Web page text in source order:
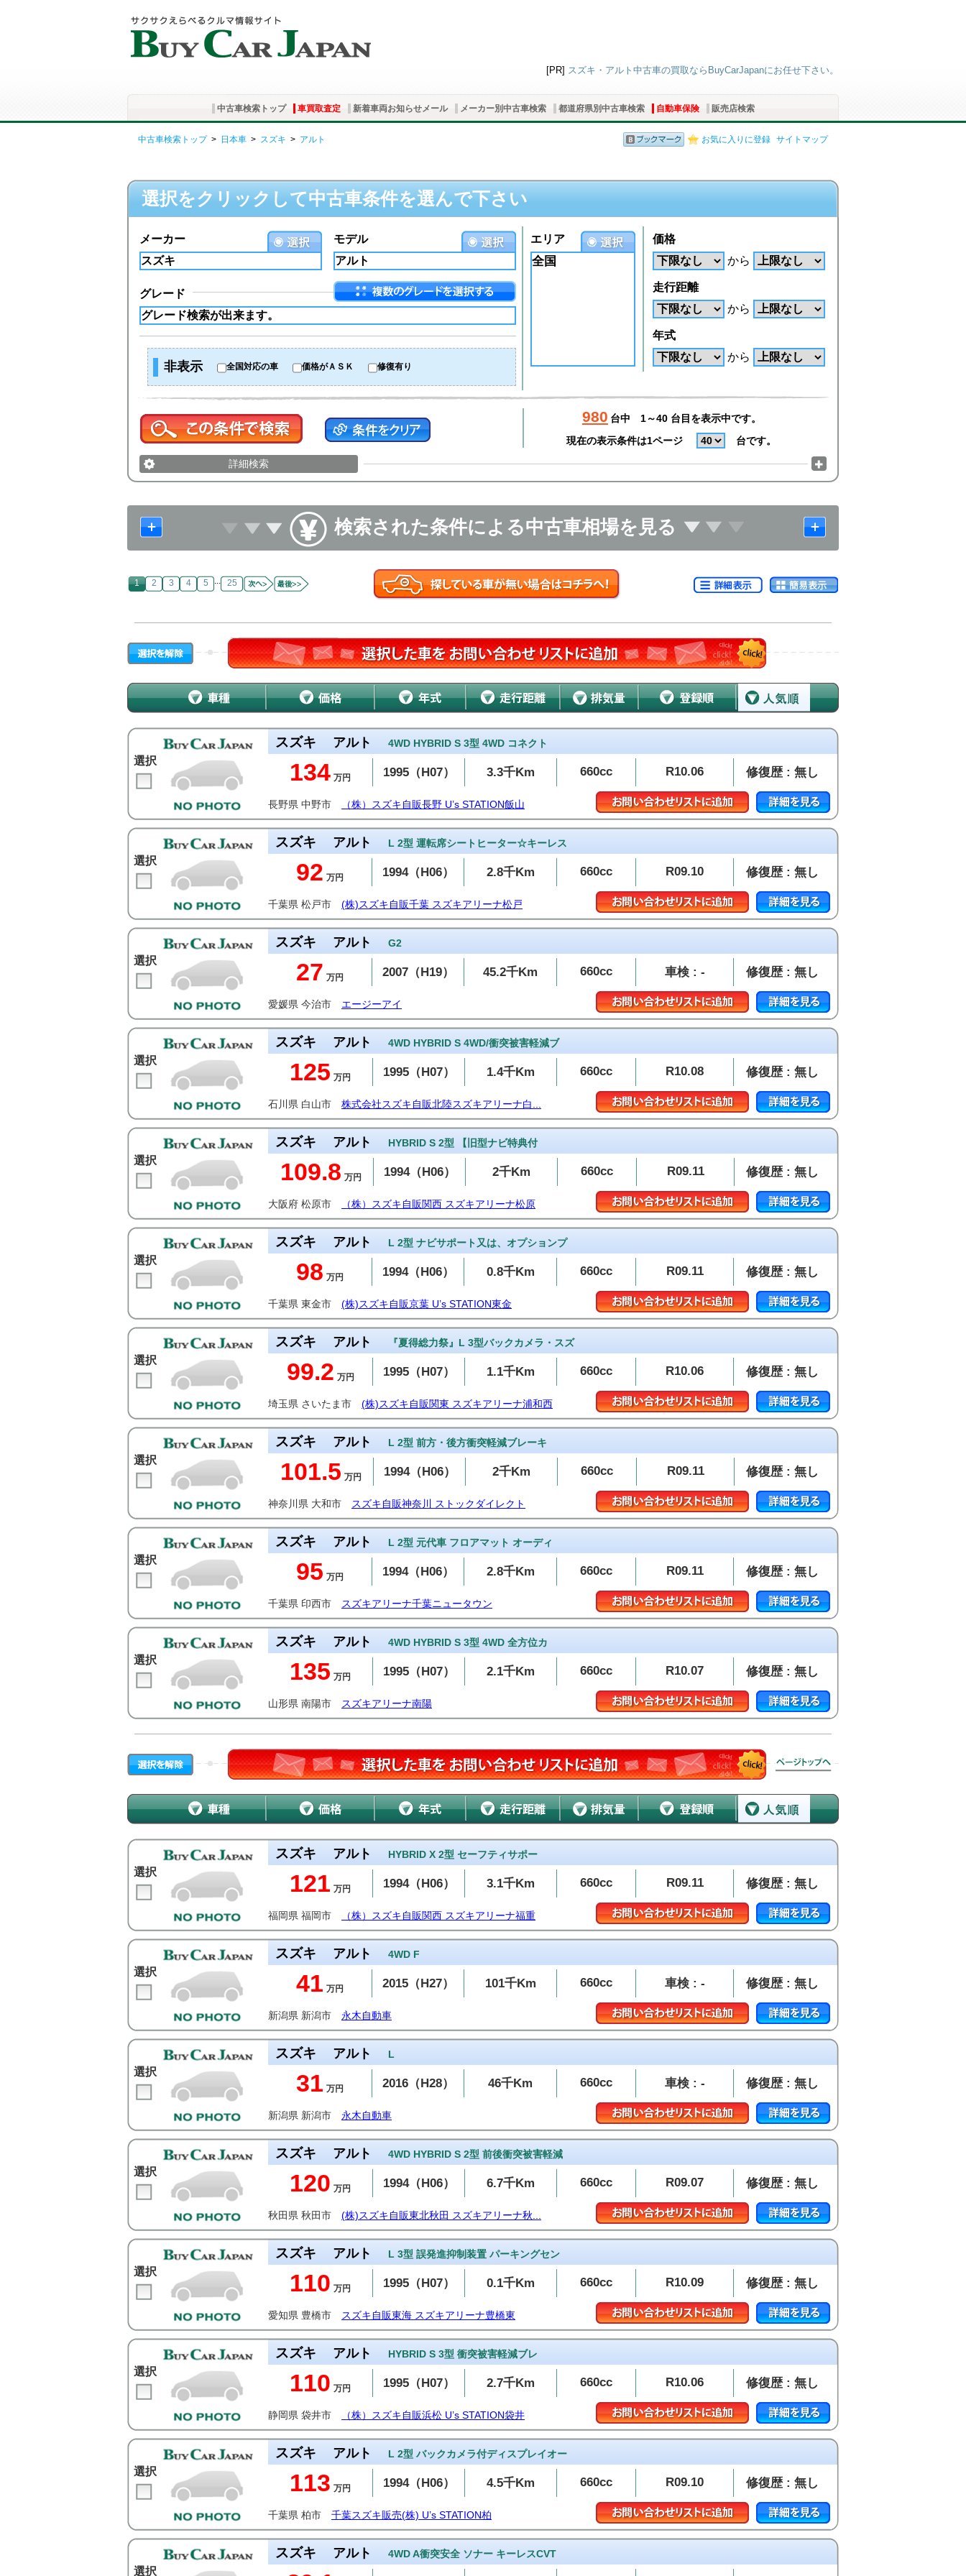
[PR] スズキ・アルト中古車の買取ならBuyCarJapanにお任せ下さい。
中古車検索トップ 車買取査定 新着車両お知らせメール メーカー別中古車検索 都道府県別中古車検索 自動車保険 販売店検索
お気に入りに登録 サイトマップ
中古車検索トップ> 日本車 > スズキ > アルト
選択をクリックして中古車条件を選んで下さい
モデル
メーカー
グレード
非表示 全国対応の車 価格がＡＳＫ 修復有り
エリア
全国
価格
から
走行距離
から
年式
から
980 台中
1～40 台目を表示中です。
現在の表示条件は1ページ
台です。
詳細検索
検索された条件による中古車相場を見る
1 2 3 4 5 ... 25
選択
スズキ アルト 4WD HYBRID S 3型 4WD コネクト
134 万円 1995（H07） 3.3千Km 660cc R10.06 修復歴 : 無し
長野県 中野市 （株）スズキ自販長野 U’s STATION飯山
選択
スズキ アルト L 2型 運転席シートヒーター☆キーレス
92 万円 1994（H06） 2.8千Km 660cc R09.10 修復歴 : 無し
千葉県 松戸市 (株)スズキ自販千葉 スズキアリーナ松戸
選択
スズキ アルト G2
27 万円 2007（H19） 45.2千Km 660cc 車検 : - 修復歴 : 無し
愛媛県 今治市 エージーアイ
選択
スズキ アルト 4WD HYBRID S 4WD/衝突被害軽減ブ
125 万円 1995（H07） 1.4千Km 660cc R10.08 修復歴 : 無し
石川県 白山市 株式会社スズキ自販北陸スズキアリーナ白...
選択
スズキ アルト HYBRID S 2型 【旧型ナビ特典付
109.8 万円 1994（H06） 2千Km 660cc R09.11 修復歴 : 無し
大阪府 松原市 （株）スズキ自販関西 スズキアリーナ松原
選択
スズキ アルト L 2型 ナビサポート又は、オプションプ
98 万円 1994（H06） 0.8千Km 660cc R09.11 修復歴 : 無し
千葉県 東金市 (株)スズキ自販京葉 U’s STATION東金
選択
スズキ アルト 『夏得総力祭』L 3型バックカメラ・スズ
99.2 万円 1995（H07） 1.1千Km 660cc R10.06 修復歴 : 無し
埼玉県 さいたま市 (株)スズキ自販関東 スズキアリーナ浦和西
選択
スズキ アルト L 2型 前方・後方衝突軽減ブレーキ
101.5 万円 1994（H06） 2千Km 660cc R09.11 修復歴 : 無し
神奈川県 大和市 スズキ自販神奈川 ストックダイレクト
選択
スズキ アルト L 2型 元代車 フロアマット オーディ
95 万円 1994（H06） 2.8千Km 660cc R09.11 修復歴 : 無し
千葉県 印西市 スズキアリーナ千葉ニュータウン
選択
スズキ アルト 4WD HYBRID S 3型 4WD 全方位カ
135 万円 1995（H07） 2.1千Km 660cc R10.07 修復歴 : 無し
山形県 南陽市 スズキアリーナ南陽
選択
スズキ アルト HYBRID X 2型 セーフティサポー
121 万円 1994（H06） 3.1千Km 660cc R09.11 修復歴 : 無し
福岡県 福岡市 （株）スズキ自販関西 スズキアリーナ福重
選択
スズキ アルト 4WD F
41 万円 2015（H27） 101千Km 660cc 車検 : - 修復歴 : 無し
新潟県 新潟市 永木自動車
選択
スズキ アルト L
31 万円 2016（H28） 46千Km 660cc 車検 : - 修復歴 : 無し
新潟県 新潟市 永木自動車
選択
スズキ アルト 4WD HYBRID S 2型 前後衝突被害軽減
120 万円 1994（H06） 6.7千Km 660cc R09.07 修復歴 : 無し
秋田県 秋田市 (株)スズキ自販東北秋田 スズキアリーナ秋...
選択
スズキ アルト L 3型 誤発進抑制装置 パーキングセン
110 万円 1995（H07） 0.1千Km 660cc R10.09 修復歴 : 無し
愛知県 豊橋市 スズキ自販東海 スズキアリーナ豊橋東
選択
スズキ アルト HYBRID S 3型 衝突被害軽減ブレ
110 万円 1995（H07） 2.7千Km 660cc R10.06 修復歴 : 無し
静岡県 袋井市 （株）スズキ自販浜松 U’s STATION袋井
選択
スズキ アルト L 2型 バックカメラ付ディスプレイオー
113 万円 1994（H06） 4.5千Km 660cc R09.10 修復歴 : 無し
千葉県 柏市 千葉スズキ販売(株) U’s STATION柏
選択
スズキ アルト 4WD A衝突安全 ソナー キーレスCVT